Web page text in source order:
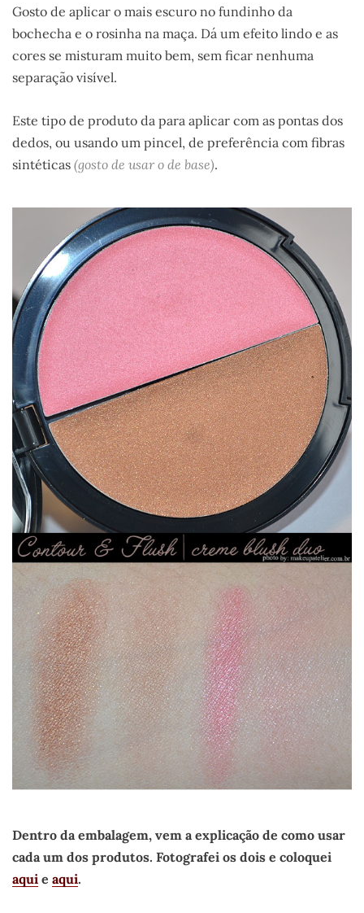
Gosto de aplicar o mais escuro no fundinho da
bochecha e o rosinha na maça. Dá um efeito lindo e as
cores se misturam muito bem, sem ficar nenhuma
separação visível.
Este tipo de produto da para aplicar com as pontas dos
dedos, ou usando um pincel, de preferência com fibras
sintéticas (gosto de usar o de base).
Dentro da embalagem, vem a explicação de como usar
cada um dos produtos. Fotografei os dois e coloquei
aqui e aqui.